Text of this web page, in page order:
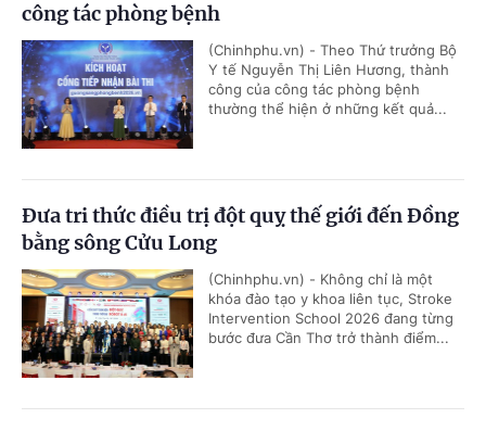
công tác phòng bệnh
(Chinhphu.vn) - Theo Thứ trưởng Bộ
Y tế Nguyễn Thị Liên Hương, thành
công của công tác phòng bệnh
thường thể hiện ở những kết quả...
Đưa tri thức điều trị đột quỵ thế giới đến Đồng
bằng sông Cửu Long
(Chinhphu.vn) - Không chỉ là một
khóa đào tạo y khoa liên tục, Stroke
Intervention School 2026 đang từng
bước đưa Cần Thơ trở thành điểm...